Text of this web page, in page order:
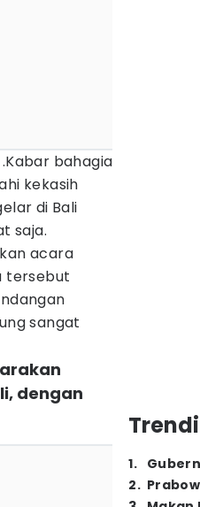
bahagia
kekasih
di Bali
saja.
acara
tersebut
sangat
dengan
1.
2.